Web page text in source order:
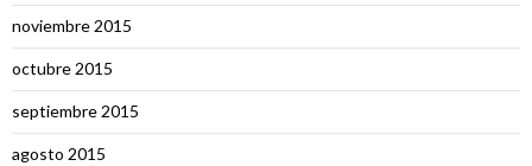
noviembre 2015
octubre 2015
septiembre 2015
agosto 2015